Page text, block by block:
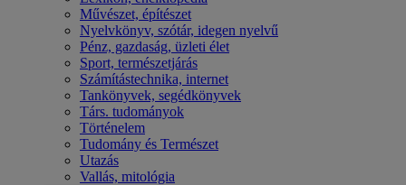
Művészet, építészet
Nyelvkönyv, szótár, idegen nyelvű
Pénz, gazdaság, üzleti élet
Sport, természetjárás
Számítástechnika, internet
Tankönyvek, segédkönyvek
Társ. tudományok
Történelem
Tudomány és Természet
Utazás
Vallás, mitológia